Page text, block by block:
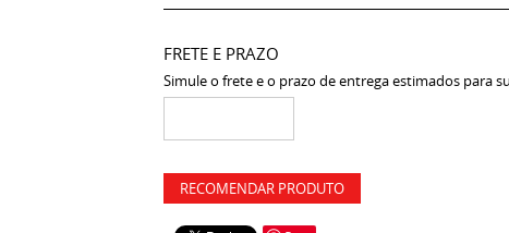
FRETE E PRAZO
Simule o frete e o prazo de entrega estimados para
RECOMENDAR PRODUTO